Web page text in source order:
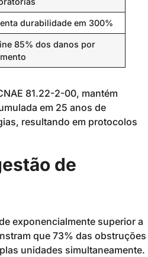
durabilidade em 300%
85% dos danos por
81.22-2-00, mantém
em 25 anos de
resultando em protocolos
de
exponencialmente superior a
que 73% das obstruções
unidades simultaneamente.